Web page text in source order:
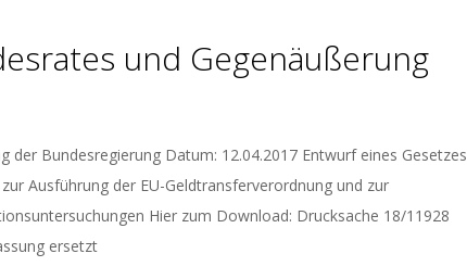
und Gegenäußerung
der Bundesregierung Datum: 12.04.2017 Entwurf eines Gesetzes
Ausführung der EU-Geldtransferverordnung und zur
Hier zum Download: Drucksache 18/11928
ersetzt